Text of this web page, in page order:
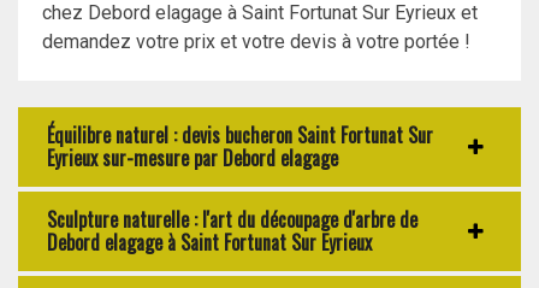
chez Debord elagage à Saint Fortunat Sur Eyrieux et
demandez votre prix et votre devis à votre portée !
Équilibre naturel : devis bucheron Saint Fortunat Sur
Eyrieux sur-mesure par Debord elagage
Sculpture naturelle : l'art du découpage d'arbre de
Debord elagage à Saint Fortunat Sur Eyrieux